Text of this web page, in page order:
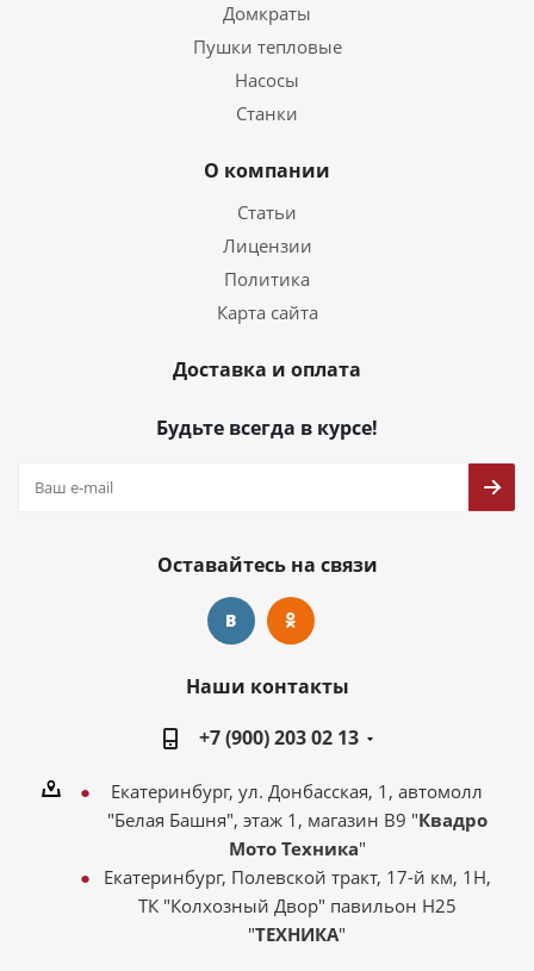
Домкраты
Пушки тепловые
Насосы
Станки
О компании
Статьи
Лицензии
Политика
Карта сайта
Доставка и оплата
Будьте всегда в курсе!
Оставайтесь на связи
Наши контакты
+7 (900) 203 02 13
Екатеринбург, ул. Донбасская, 1, автомолл
"Белая Башня", этаж 1, магазин В9 "Квадро
Мото Техника"
Екатеринбург, Полевской тракт, 17-й км, 1Н,
ТК "Колхозный Двор" павильон Н25
"ТЕХНИКА"